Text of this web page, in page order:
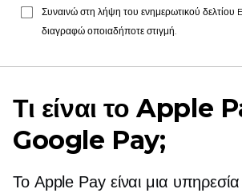
Συναινώ στη λήψη του ενημερωτικού
διαγραφώ οποιαδήποτε στιγμή.
Τι είναι το Apple
Google Pay;
Το Apple Pay είναι μια